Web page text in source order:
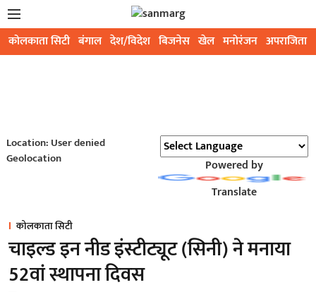
कोलकाता सिटी बंगाल देश/विदेश बिजनेस खेल मनोरंजन अपराजिता
Location: User denied
Geolocation
Powered by
Translate
कोलकाता सिटी
चाइल्ड इन नीड इंस्टीट्यूट (सिनी) ने मनाया
52वां स्थापना दिवस